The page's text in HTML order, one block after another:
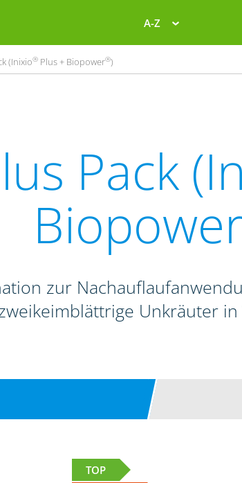
A-Z
(Inixio® Plus + Biopower®)
Pack
zur
Unkräuter
TOP